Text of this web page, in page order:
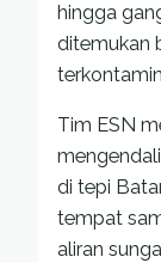
hingga
ditemukan
Tim ESN
di tepi
tempat
aliran